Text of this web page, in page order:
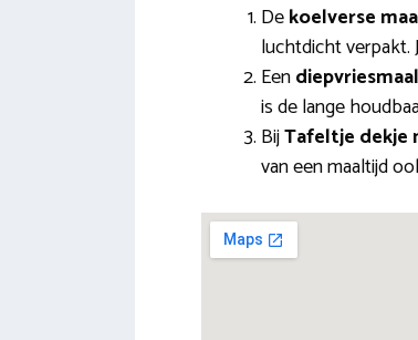
Dekoelverse
luchtdicht verpakt.
Een
is de lange
BijTafeltje dekje
van een maaltijd